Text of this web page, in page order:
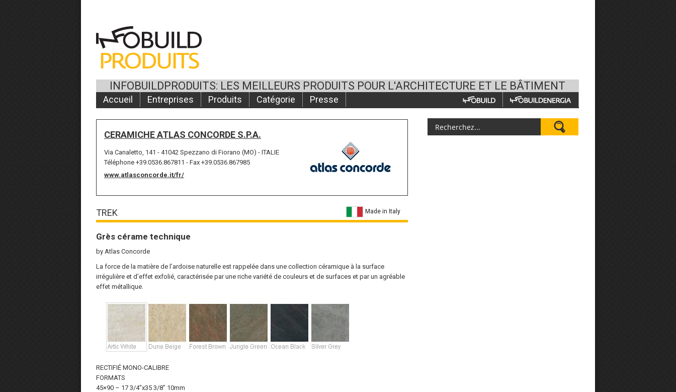
INFOBUILDPRODUITS: LES MEILLEURS PRODUITS POUR L'ARCHITECTURE ET LE BÂTIMENT
Accueil Entreprises Produits Catégorie Presse
CERAMICHE ATLAS CONCORDE S.P.A.
Via Canaletto, 141 - 41042 Spezzano di Fiorano (MO) - ITALIE
Téléphone +39.0536.867811 - Fax +39.0536.867985
www.atlasconcorde.it/fr/
TREK Made in Italy
Grès cérame technique
by Atlas Concorde
La force de la matière de l’ardoise naturelle est rappelée dans une collection céramique à la surface
irrégulière et d’effet exfolié, caractérisée par une riche variété de couleurs et de surfaces et par un agréable
effet métallique.
RECTIFIÉ MONO-CALIBRE
FORMATS
45×90 – 17 3/4”x35 3/8” 10mm